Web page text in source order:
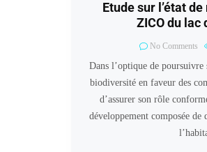
Etude sur l’état
ZICO du lac
No Comments
Dans l’optique de
biodiversité en faveur des
d’assurer son rôle
développement composée de